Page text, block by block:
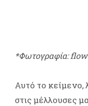
*Φωτογραφία:
Αυτό το κείμενο,
στις μέλλουσες